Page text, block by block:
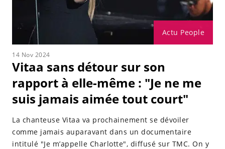
Actu People
14 Nov 2024
Vitaa sans détour sur son
rapport à elle-même : "Je ne me
suis jamais aimée tout court"
La chanteuse Vitaa va prochainement se dévoiler
comme jamais auparavant dans un documentaire
intitulé "Je m’appelle Charlotte", diffusé sur TMC. On y